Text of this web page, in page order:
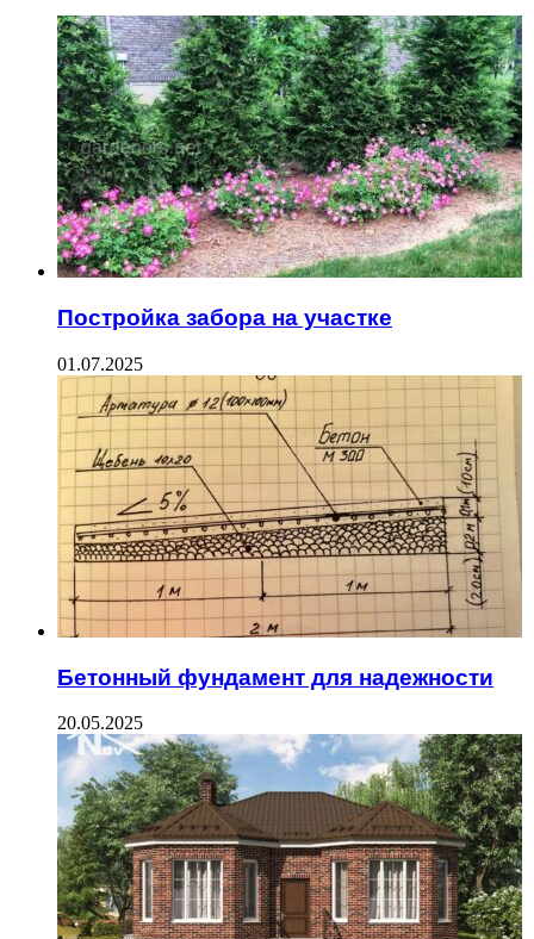
Постройка забора на участке
01.07.2025
Бетонный фундамент для надежности
20.05.2025